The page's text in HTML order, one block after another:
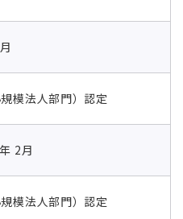
模法人部門）認定
2月
模法人部門）認定